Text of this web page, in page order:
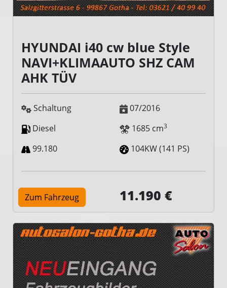
HYUNDAI i40 cw blue Style
NAVI+KLIMAAUTO SHZ CAM
AHK TÜV
Schaltung
07/2016
Diesel
1685 cm3
99.180 104KW (141 PS)
Zum Fahrzeug 11.190 €